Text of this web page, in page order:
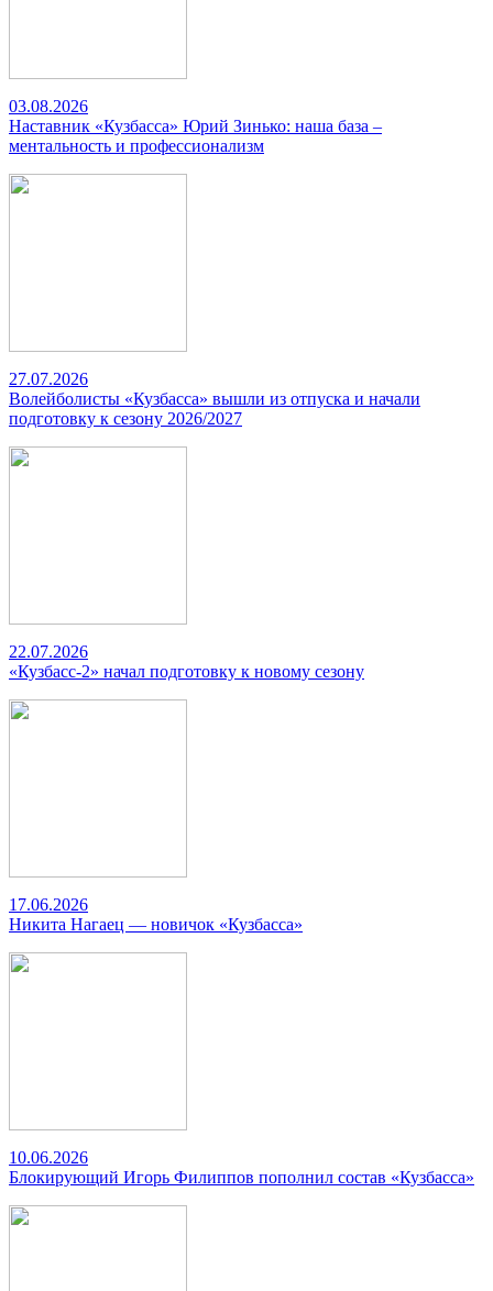
03.08.2026
Наставник «Кузбасса» Юрий Зинько: наша база –
ментальность и профессионализм
27.07.2026
Волейболисты «Кузбасса» вышли из отпуска и начали
подготовку к сезону 2026/2027
22.07.2026
«Кузбасс-2» начал подготовку к новому сезону
17.06.2026
Никита Нагаец — новичок «Кузбасса»
10.06.2026
Блокирующий Игорь Филиппов пополнил состав «Кузбасса»